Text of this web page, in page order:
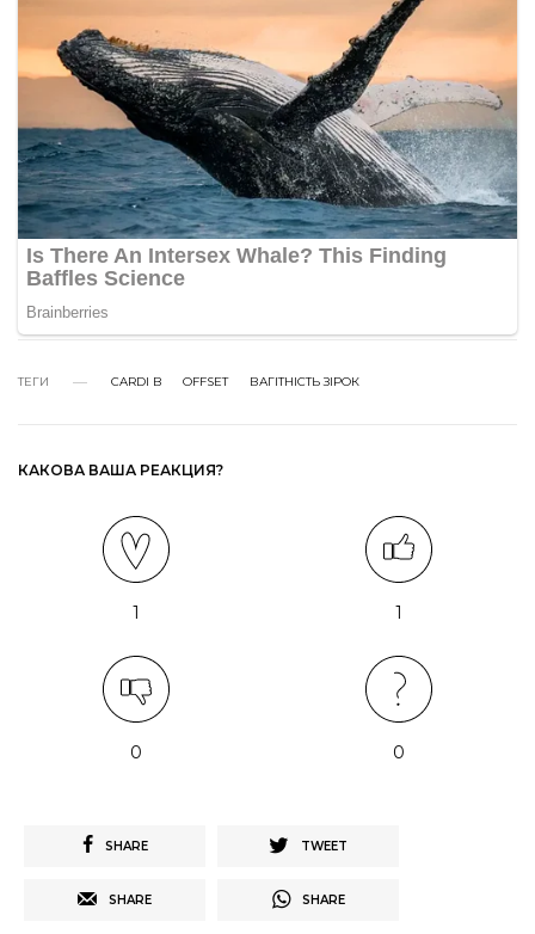
ТЕГИ CARDI B OFFSET ВАГІТНІСТЬ ЗІРОК
КАКОВА ВАША РЕАКЦИЯ?
1 1
0 0
SHARE TWEET
SHARE SHARE